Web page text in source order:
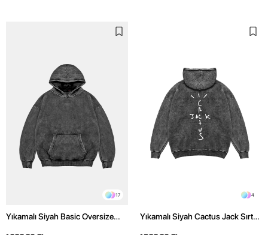
17
Yıkamalı Siyah Basic Oversize
4
Yıkamalı Siyah Cactus Jack Sırt